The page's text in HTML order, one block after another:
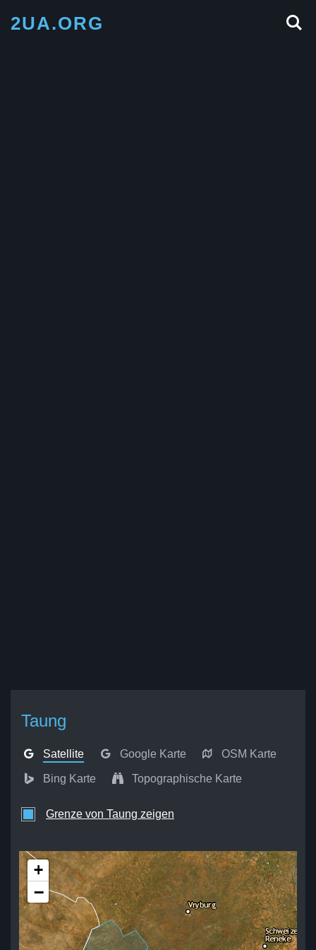
2UA.ORG
Taung
Satellite Google Karte OSM Karte
Bing Karte Topographische Karte
Grenze von Taung zeigen
+
−